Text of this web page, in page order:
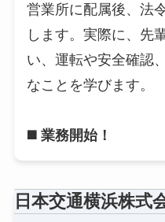
営業所に配属後、法
します。実際に、先
い、運転や安全確認
なことを学びます。
◼️ 業務開始！
日本交通横浜株式